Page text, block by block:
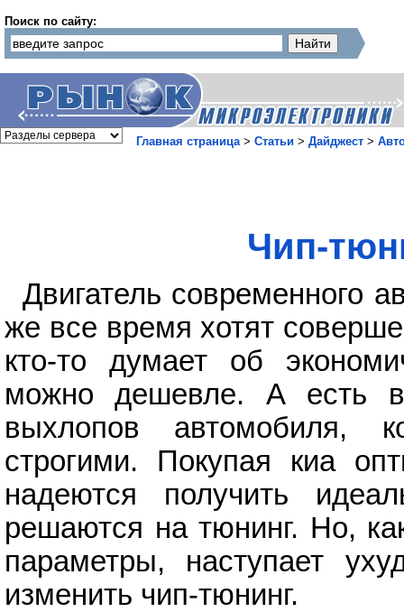
Поиск по сайту:
Главная страница> Статьи > Дайджест >
Чип-
Двигатель современного
же все время хотят
кто-то думает об
можно дешевле. А есть
выхлопов автомобиля,
строгими. Покупая киа
надеются получить
решаются на тюнинг. Но,
параметры, наступает
изменить чип-тюнинг.